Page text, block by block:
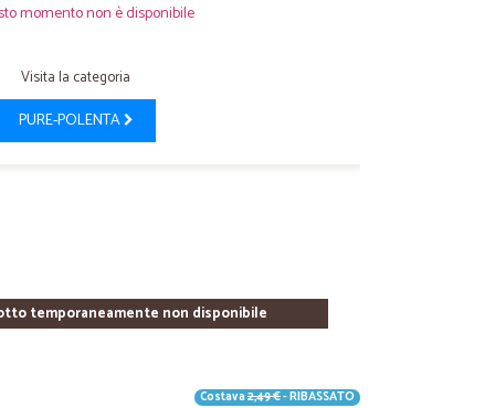
momento non è disponibile
Visita la categoria
PURE-POLENTA
temporaneamente non disponibile
Costava2,49 €- RIBASSATO